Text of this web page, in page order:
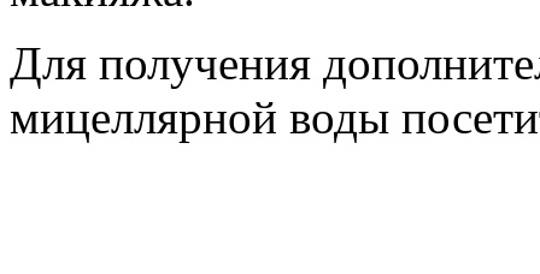
Для получения
мицеллярной воды